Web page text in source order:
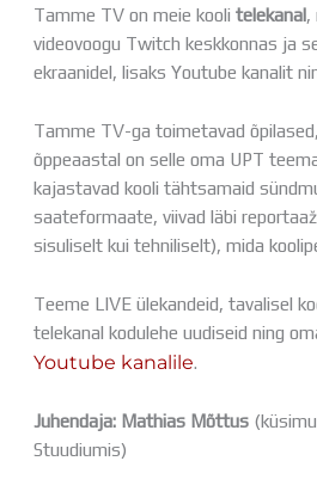
Tamme Leht
Kooliraadio
Koorilaul
Tunniplaan
Aastaplaan
Õppekava
Ainepassid
Huviringid
Distantsõpe
Kodukord
Projektid
Sisseastumine
Meie kool
Tamme TV on meie kooli telekanal,
videovoogu Twitch keskkonnas ja
ekraanidel, lisaks Youtube kanalit
Tamme TV-ga toimetavad
õppeaastal on selle oma UPT
kajastavad kooli tähtsamaid
saateformaate, viivad läbi
sisuliselt kui tehniliselt), mida
Teeme LIVE ülekandeid, tavalisel
telekanal kodulehe uudiseid ning
Youtube kanalile.
Juhendaja: Mathias Mõttus
Stuudiumis)